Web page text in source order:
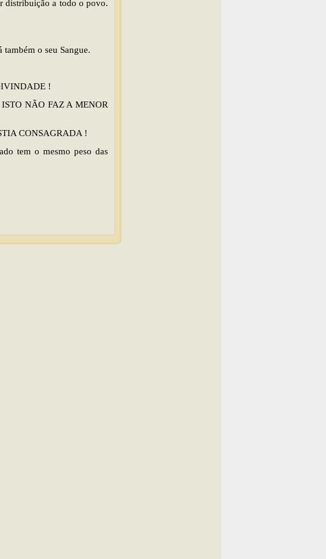
distribuição a todo o povo.
também o seu Sangue.
!
ISTO NÃO FAZ A MENOR
CONSAGRADA !
tem o mesmo peso das